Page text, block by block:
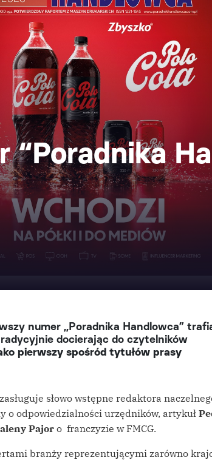
“Poradnika
numer ,,Poradnika Handlowca”
docierając do czytelników
pierwszy spośród tytułów prasy
słowo wstępne redaktora
o odpowiedzialności urzędników, artykuł
Pajoro franczyzie w FMCG.
branży reprezentującymi zarówno